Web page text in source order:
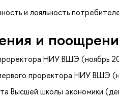
и лояльность
и
НИУ ВШЭ (ноябрь
проректора НИУ ВШЭ
Высшей школы экономики